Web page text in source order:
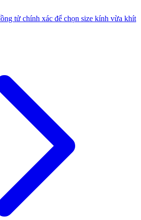
tử chính xác để chọn size kính vừa khít